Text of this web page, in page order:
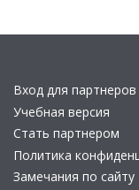
Вход для
Учебная версия
Стать партнером
Политика
Замечания по сайту